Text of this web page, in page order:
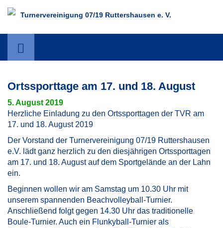
Turnervereinigung 07/19 Ruttershausen e. V.
Ortssporttage am 17. und 18. August
5. August 2019
Herzliche Einladung zu den Ortssporttagen der TVR am
17. und 18. August 2019
Der Vorstand der Turnervereinigung 07/19 Ruttershausen
e.V. lädt ganz herzlich zu den diesjährigen Ortssporttagen
am 17. und 18. August auf dem Sportgelände an der Lahn
ein.
Beginnen wollen wir am Samstag um 10.30 Uhr mit
unserem spannenden Beachvolleyball-Turnier.
Anschließend folgt gegen 14.30 Uhr das traditionelle
Boule-Turnier. Auch ein Flunkyball-Turnier als